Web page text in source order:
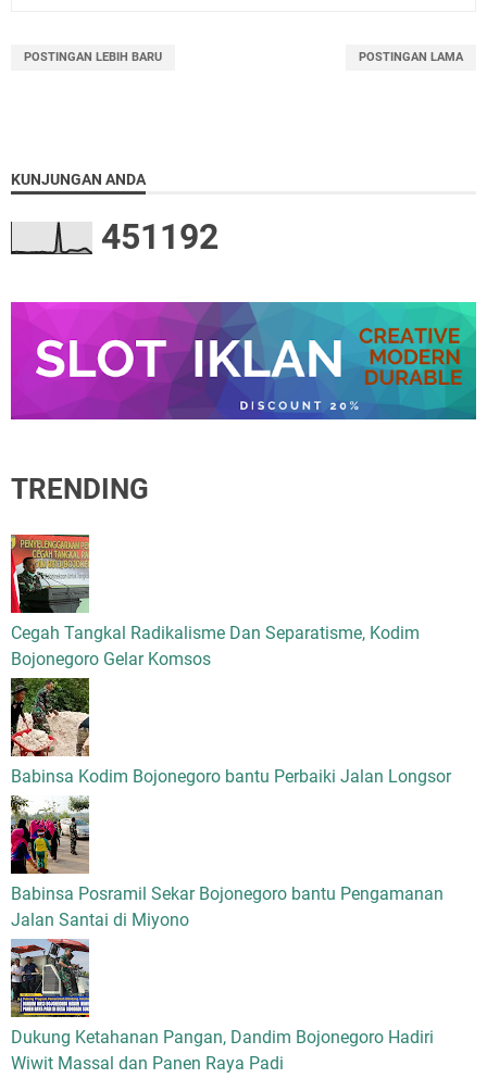
POSTINGAN LEBIH BARU POSTINGAN LAMA
KUNJUNGAN ANDA
451192
TRENDING
Cegah Tangkal Radikalisme Dan Separatisme, Kodim
Bojonegoro Gelar Komsos
Babinsa Kodim Bojonegoro bantu Perbaiki Jalan Longsor
Babinsa Posramil Sekar Bojonegoro bantu Pengamanan
Jalan Santai di Miyono
Dukung Ketahanan Pangan, Dandim Bojonegoro Hadiri
Wiwit Massal dan Panen Raya Padi